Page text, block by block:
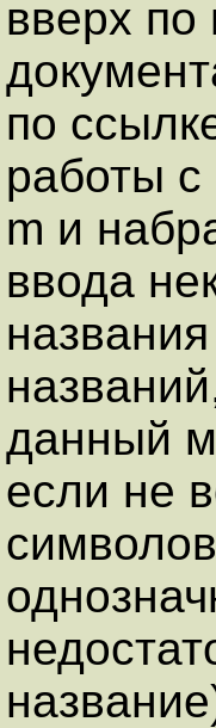
вверх по
по
работы с
m и
ввода
данный
если не